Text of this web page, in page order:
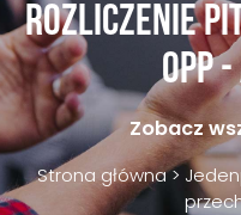
Rozliczenie
OPP
Zobacz
Strona główna>